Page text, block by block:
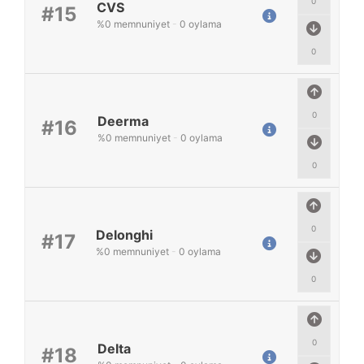
#15
0
CVS
%0 memnuniyet - 0 oylama
#16
0
0
Deerma
%0 memnuniyet - 0 oylama
#17
0
0
Delonghi
%0 memnuniyet - 0 oylama
#18
0
Delta